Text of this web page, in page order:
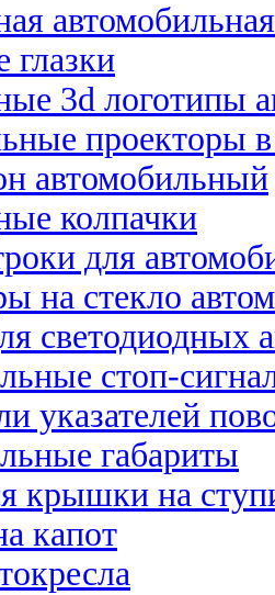
глазки
3d логотипы
проекторы
автомобильный
колпачки
для
на стекло
светодиодных
стоп-
указателей
габариты
крышки на
капот